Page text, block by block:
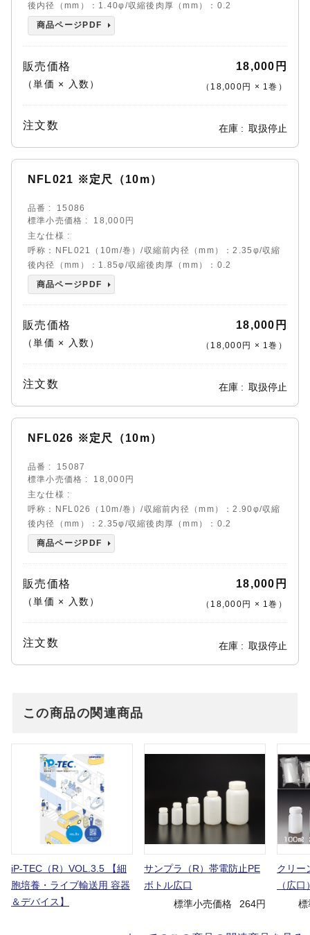
後内径（mm）：1.40φ/収縮後肉厚（mm）：0.2
商品ページPDF
販売価格
（単価 × 入数）
18,000円
（ 18,000円 × 1巻 ）
注文数 在庫 取扱停止
NFL021 ※定尺（10m）
品番
15086
標準小売価格
18,000円
主な仕様
呼称：NFL021（10m/巻）/収縮前内径（mm）：2.35φ/収縮
後内径（mm）：1.85φ/収縮後肉厚（mm）：0.2
商品ページPDF
販売価格
（単価 × 入数）
18,000円
（ 18,000円 × 1巻 ）
注文数 在庫 取扱停止
NFL026 ※定尺（10m）
品番
15087
標準小売価格
18,000円
主な仕様
呼称：NFL026（10m/巻）/収縮前内径（mm）：2.90φ/収縮
後内径（mm）：2.35φ/収縮後肉厚（mm）：0.2
商品ページPDF
販売価格
（単価 × 入数）
18,000円
（ 18,000円 × 1巻 ）
注文数 在庫 取扱停止
この商品の関連商品
iP-TEC（R）VOL.3.5 【細
胞培養・ライブ輸送用 容器
＆デバイス】
サンプラ（R）帯電防止PE
ボトル広口
標準小売価格
264円
クリー
（広口
標